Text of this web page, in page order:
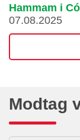
Hammam i
07.08.2025
Modtag